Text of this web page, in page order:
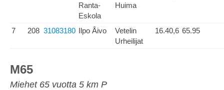
Ranta-
Eskola
Huima
7 208 31083180 Ilpo Åivo
Vetelin
Urheilijat
16.40,6 65.95
M65
Miehet 65 vuotta 5 km P